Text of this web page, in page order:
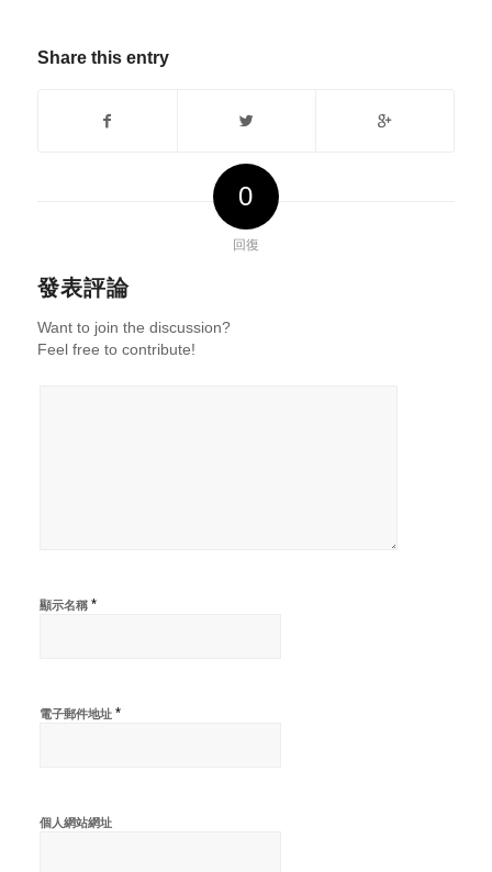
Share this entry
0
回復
發表評論
Want to join the discussion?
Feel free to contribute!
顯示名稱 *
電子郵件地址 *
個人網站網址